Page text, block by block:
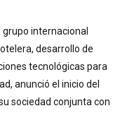
internacional
desarrollo de
tecnológicas para
anunció el inicio del
sociedad conjunta con